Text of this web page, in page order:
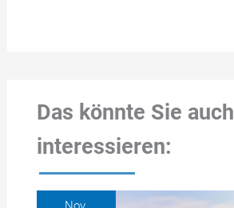
Das könnte Sie auch
interessieren: